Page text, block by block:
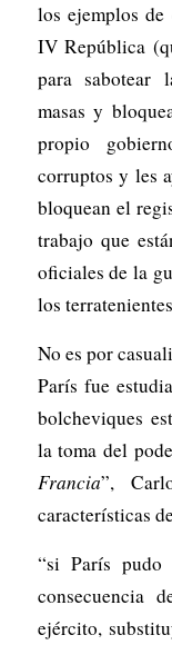
los ejemplos
IV República
para sabotear
masas y
propio
corruptos y les
bloquean el
trabajo que
oficiales de la
los
No es por
París fue
bolcheviques
la toma del
Francia”,
características
“si París pudo
consecuencia
ejército,